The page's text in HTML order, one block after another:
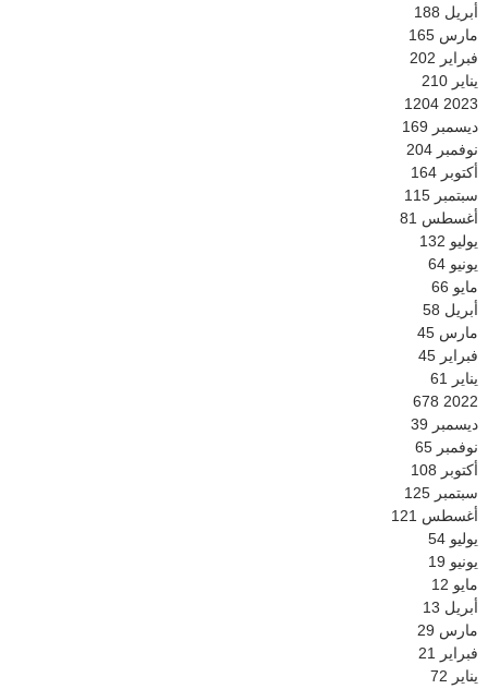
أبريل 188
مارس 165
فبراير 202
يناير 210
2023
1204
ديسمبر 169
نوفمبر 204
أكتوبر 164
سبتمبر 115
أغسطس 81
يوليو 132
يونيو 64
مايو 66
أبريل 58
مارس 45
فبراير 45
يناير 61
2022
678
ديسمبر 39
نوفمبر 65
أكتوبر 108
سبتمبر 125
أغسطس 121
يوليو 54
يونيو 19
مايو 12
أبريل 13
مارس 29
فبراير 21
يناير 72